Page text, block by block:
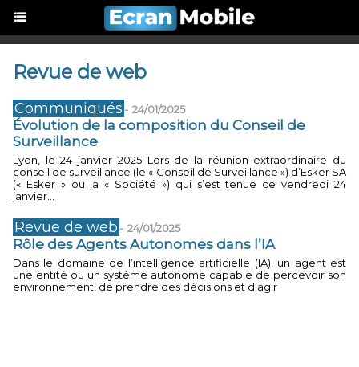
Revue de web
Communiqués - 24/01/2025
Évolution de la composition du Conseil de
Surveillance
Lyon, le 24 janvier 2025 Lors de la réunion extraordinaire du
conseil de surveillance (le « Conseil de Surveillance ») d’Esker SA
(« Esker » ou la « Société ») qui s’est tenue ce vendredi 24
janvier...
Revue de web - 24/01/2025
Rôle des Agents Autonomes dans l’IA
Dans le domaine de l’intelligence artificielle (IA), un agent est
une entité ou un système autonome capable de percevoir son
environnement, de prendre des décisions et d’agir